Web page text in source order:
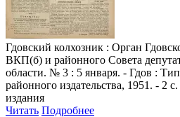
Гдовский колхозник : Орган
ВКП(б) и районного Совета
области. № 3 : 5 января. - Гдов :
районного издательства, 1951. - 2
издания
Читать Подробнее